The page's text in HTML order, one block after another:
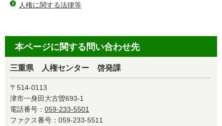
人権に関する法律等
本ページに関する問い合わせ先
三重県 人権センター 啓発課
〒514-0113
津市一身田大古曽693-1
電話番号： 059-233-5501
ファクス番号：059-233-5511